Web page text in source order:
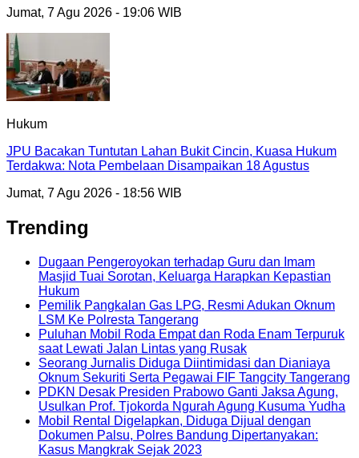
Jumat, 7 Agu 2026 - 19:06 WIB
Hukum
JPU Bacakan Tuntutan Lahan Bukit Cincin, Kuasa Hukum
Terdakwa: Nota Pembelaan Disampaikan 18 Agustus
Jumat, 7 Agu 2026 - 18:56 WIB
Trending
Dugaan Pengeroyokan terhadap Guru dan Imam
Masjid Tuai Sorotan, Keluarga Harapkan Kepastian
Hukum
Pemilik Pangkalan Gas LPG, Resmi Adukan Oknum
LSM Ke Polresta Tangerang
Puluhan Mobil Roda Empat dan Roda Enam Terpuruk
saat Lewati Jalan Lintas yang Rusak
Seorang Jurnalis Diduga Diintimidasi dan Dianiaya
Oknum Sekuriti Serta Pegawai FIF Tangcity Tangerang
PDKN Desak Presiden Prabowo Ganti Jaksa Agung,
Usulkan Prof. Tjokorda Ngurah Agung Kusuma Yudha
Mobil Rental Digelapkan, Diduga Dijual dengan
Dokumen Palsu, Polres Bandung Dipertanyakan:
Kasus Mangkrak Sejak 2023